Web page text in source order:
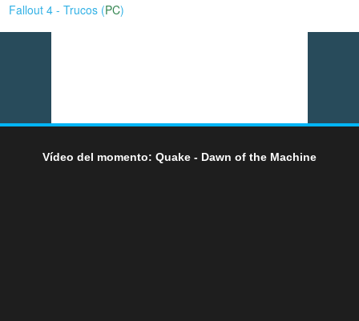
Fallout 4 - Trucos (PC)
Vídeo del momento: Quake - Dawn of the Machine